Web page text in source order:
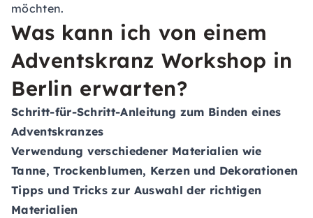
möchten.
Was kann ich von einem
Adventskranz Workshop in
Berlin erwarten?
Schritt-für-Schritt-Anleitung zum Binden eines
Adventskranzes
Verwendung verschiedener Materialien wie
Tanne, Trockenblumen, Kerzen und Dekorationen
Tipps und Tricks zur Auswahl der richtigen
Materialien